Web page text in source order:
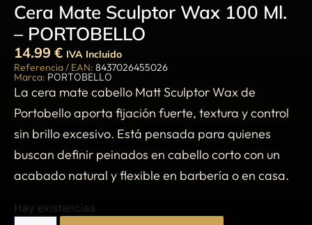
Cera Mate Sculptor Wax 100 Ml.
– PORTOBELLO
14.99 € IVA Incluido
Referencia / EAN: 8437026455026
Marca: PORTOBELLO
La cera mate cabello Matt Sculptor Wax de
Portobello aporta fijación fuerte, textura y control
sin brillo excesivo. Está pensada para quienes
buscan definir peinados en cabello corto con un
acabado natural y flexible en barbería o en casa.
Hay existencias